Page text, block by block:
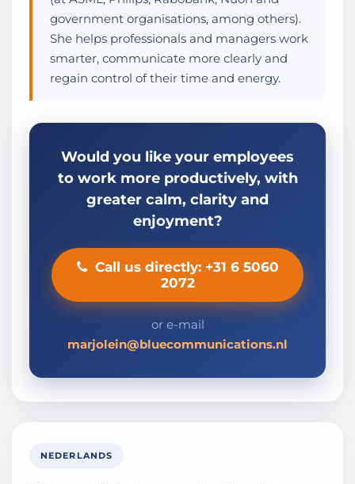
government organisations, among others).
She helps professionals and managers work
smarter, communicate more clearly and
regain control of their time and energy.
Would you like your employees
to work more productively, with
greater calm, clarity and
enjoyment?
Call us directly: +31 6 5060
2072
or e-mail
marjolein@bluecommunications.nl
NEDERLANDS